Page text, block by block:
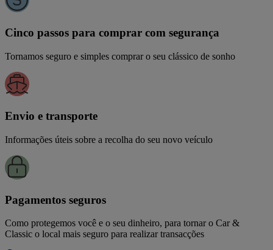
Cinco passos para comprar com segurança
Tornamos seguro e simples comprar o seu clássico de sonho
Envio e transporte
Informações úteis sobre a recolha do seu novo veículo
Pagamentos seguros
Como protegemos você e o seu dinheiro, para tornar o Car &
Classic o local mais seguro para realizar transacções